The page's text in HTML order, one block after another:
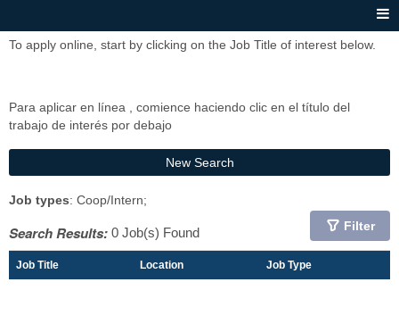
To apply online, start by clicking on the Job Title of interest below.
Para aplicar en línea , comience haciendo clic en el título del
trabajo de interés por debajo
New Search
Job types: Coop/Intern;
Search Results: 0 Job(s) Found Filter
Job Title Location Job Type